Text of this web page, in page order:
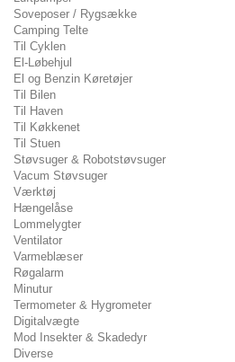
Soveposer / Rygsække
Camping Telte
Til Cyklen
El-Løbehjul
El og Benzin Køretøjer
Til Bilen
Til Haven
Til Køkkenet
Til Stuen
Støvsuger & Robotstøvsuger
Vacum Støvsuger
Værktøj
Hængelåse
Lommelygter
Ventilator
Varmeblæser
Røgalarm
Minutur
Termometer & Hygrometer
Digitalvægte
Mod Insekter & Skadedyr
Diverse